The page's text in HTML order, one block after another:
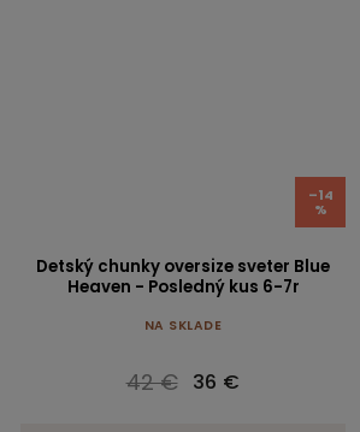
–14
%
Detský chunky oversize sveter Blue
Heaven - Posledný kus 6-7r
NA SKLADE
42 € 36 €